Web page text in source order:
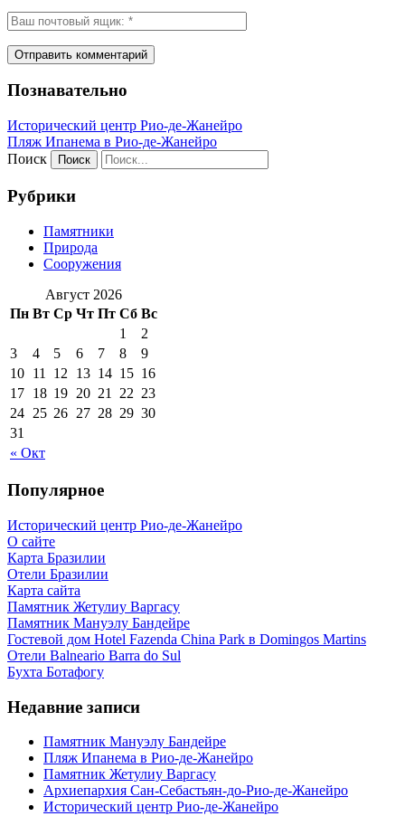
Познавательно
Исторический центр Рио-де-Жанейро
Пляж Ипанема в Рио-де-Жанейро
Поиск
Рубрики
Памятники
Природа
Сооружения
Август 2026
Пн Вт Ср Чт Пт Сб Вс
« Окт
1
2
3
4 5 6 7 8
9
10 11 12 13 14 15 16
17 18 19 20 21 22 23
24 25 26 27 28 29 30
31
Популярное
Исторический центр Рио-де-Жанейро
О сайте
Карта Бразилии
Отели Бразилии
Карта сайта
Памятник Жетулиу Варгасу
Памятник Мануэлу Бандейре
Гостевой дом Hotel Fazenda China Park в Domingos Martins
Отели Balneario Barra do Sul
Бухта Ботафогу
Недавние записи
Памятник Мануэлу Бандейре
Пляж Ипанема в Рио-де-Жанейро
Памятник Жетулиу Варгасу
Архиепархия Сан-Себастьян-до-Рио-де-Жанейро
Исторический центр Рио-де-Жанейро